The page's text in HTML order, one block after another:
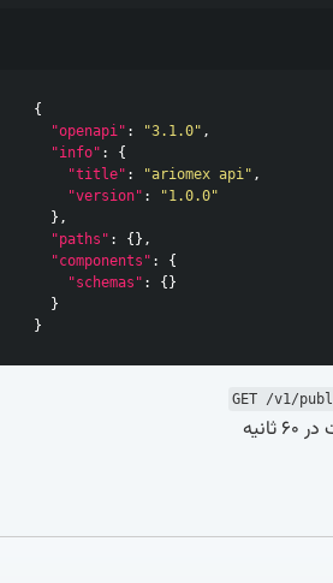
{
"openapi" : "3.1.0" ,
"info" :
{
"title" : "ariomex api" ,
"version" :
"1.0.0"
},
"paths" :
{},
"components" :
{
"schemas" :
{}
}
}
GET /v1/